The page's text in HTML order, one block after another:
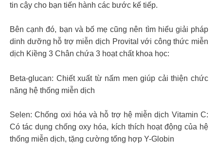
tin cậy cho bạn tiến hành các bước kế tiếp.
Bên cạnh đó, bạn và bố mẹ cũng nên tìm hiểu giải pháp
dinh dưỡng hỗ trợ miễn dịch Provital với công thức miễn
dịch Kiềng 3 Chân chứa 3 hoạt chất khoa học:
Beta-glucan: Chiết xuất từ nấm men giúp cải thiện chức
năng hệ thống miễn dịch
Selen: Chống oxi hóa và hỗ trợ hệ miễn dịch Vitamin C:
Có tác dụng chống oxy hóa, kích thích hoạt động của hệ
thống miễn dịch, tặng cường tổng hợp Y-Globin